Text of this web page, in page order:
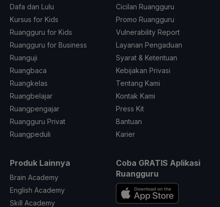
Dafa dan Lulu
Kursus for Kids
Ruangguru for Kids
Ruangguru for Business
Ruanguji
Ruangbaca
Ruangkelas
Ruangbelajar
Ruangpengajar
Ruangguru Privat
Ruangpeduli
Cicilan Ruangguru
Promo Ruangguru
Vulnerability Report
Layanan Pengaduan
Syarat & Ketentuan
Kebijakan Privasi
Tentang Kami
Kontak Kami
Press Kit
Bantuan
Karier
Produk Lainnya
Brain Academy
English Academy
Skill Academy
Coba GRATIS Aplikasi
Ruangguru